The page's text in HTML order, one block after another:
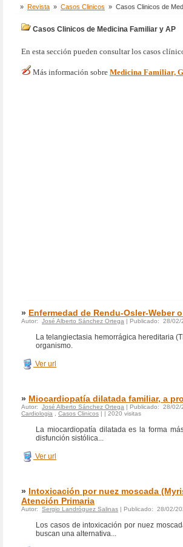
» Revista » Casos Clinicos » Casos Clinicos de
Casos Clinicos de Medicina Familiar y AP
En esta sección pueden consultar los casos
Más información sobre Medicina Familiar,
» Enfermedad de Rendu-Osler-Weber
Autor: José Alberto Sánchez Ortega | Publicado: 28/02/
La telangiectasia hemorrágica hereditaria
organismo.
Ver url
» Miocardiopatía dilatada familiar, a
Autor: José Alberto Sánchez Ortega | Publicado: 28/02/
Cardiologia
Casos Clinicos | | 2020 visitas
La miocardiopatía dilatada es la forma
disfunción sistólica...
Ver url
» Intoxicación por nuez moscada
Atención Primaria
Autor: Sergio Landróguez Salinas | Publicado: 28/02/
Los casos de intoxicación por nuez
buscan una alternativa...